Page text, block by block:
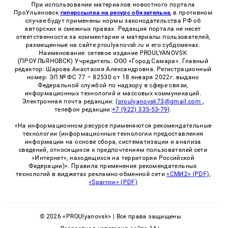
При использовании материалов новостного портала
ПроУльяновск гиперссылка на ресурс обязательна, в противном
случае будут применены нормы законодательства РФ об
авторских и смежных правах. Редакция портала не несет
ответственности за комментарии и материалы пользователей,
размещенные на сайте proulyanovsk.ru и его субдоменах.
Наименование: сетевое издание PROULYANOVSK
(ПРОУЛЬЯНОВСК) Учредитель: ООО «Город Самара». Главный
редактор: Шарова Анастасия Александровна. Регистрационный
номер: ЭЛ № ФС 77 – 82530 от 18 января 2022г. выдано
Федеральной службой по надзору в сфере связи,
информационных технологий и массовых коммуникаций.
Электронная почта редакции: (proulyanovsk73@gmail.com ,
телефон редакции:+7 (922) 335-53-79).
«На информационном ресурсе применяются рекомендательные
технологии (информационные технологии предоставления
информации на основе сбора, систематизации и анализа
сведений, относящихся к предпочтениям пользователей сети
«Интернет», находящихся на территории Российской
Федерации)». Правила применения рекомендательных
технологий в виджетах рекламно-обменной сети«СМИ2» (PDF),
«Sparrow» (PDF)
© 2026 «PROUlyanovsk» | Все права защищены